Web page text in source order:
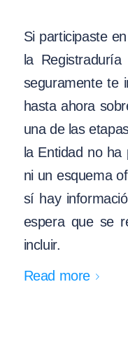
Si participaste
la
seguramente te
hasta ahora
una de las
la Entidad no ha
ni un esquema
sí hay
espera que se
incluir.
Read more